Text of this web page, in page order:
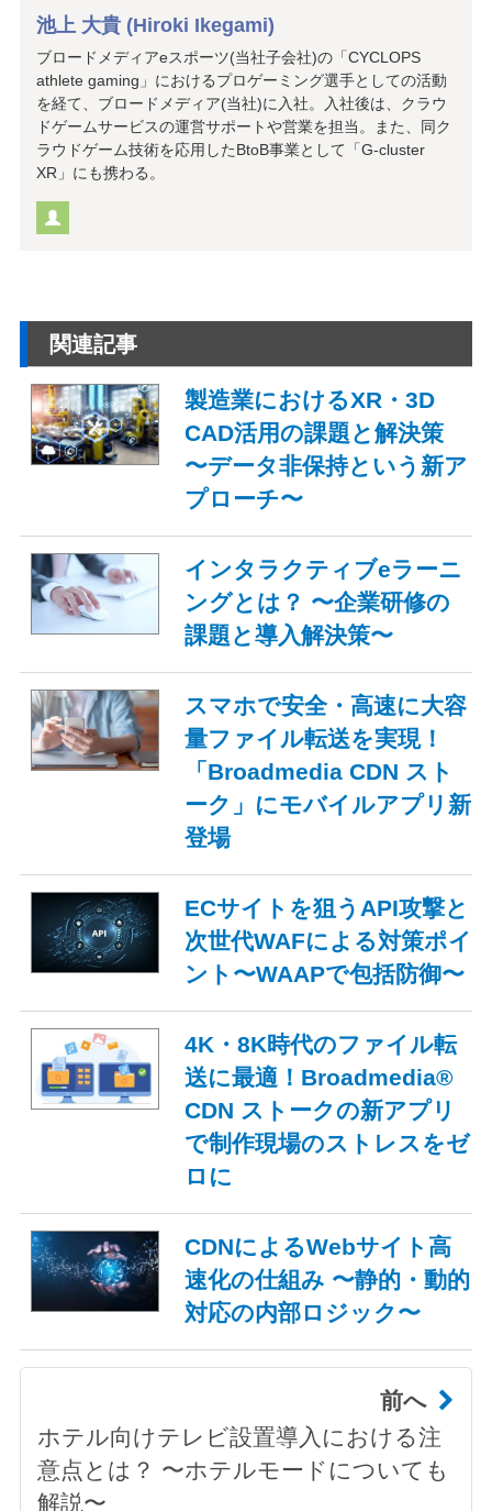
池上 大貴 (Hiroki Ikegami)
ブロードメディアeスポーツ(当社子会社)の「CYCLOPS
athlete gaming」におけるプロゲーミング選手としての活動
を経て、ブロードメディア(当社)に入社。入社後は、クラウ
ドゲームサービスの運営サポートや営業を担当。また、同ク
ラウドゲーム技術を応用したBtoB事業として「G-cluster
XR」にも携わる。
関連記事
製造業におけるXR・3D
CAD活用の課題と解決策
〜データ非保持という新ア
プローチ〜
インタラクティブeラーニ
ングとは？ 〜企業研修の
課題と導入解決策〜
スマホで安全・高速に大容
量ファイル転送を実現！
「Broadmedia CDN スト
ーク」にモバイルアプリ新
登場
ECサイトを狙うAPI攻撃と
次世代WAFによる対策ポイ
ント〜WAAPで包括防御〜
4K・8K時代のファイル転
送に最適！Broadmedia®
CDN ストークの新アプリ
で制作現場のストレスをゼ
ロに
CDNによるWebサイト高
速化の仕組み 〜静的・動的
対応の内部ロジック〜
前へ
ホテル向けテレビ設置導入における注
意点とは？ 〜ホテルモードについても
解説〜